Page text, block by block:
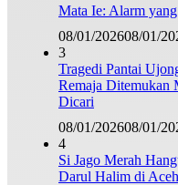
Mata Ie: Alarm
08/01/202608/01/
3
Tragedi Pantai
Remaja Ditemukan
Dicari
08/01/202608/01/
4
Si Jago Merah
Darul Halim di